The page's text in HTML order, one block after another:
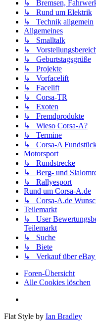
↳ Bremsen,
↳ Rund um Elektrik
↳ Technik allgemein
Allgemeines
↳ Smalltalk
↳
↳ Geburtstagsgrüße
↳ Projekte
↳ Vorfacelift
↳ Facelift
↳ Corsa-TR
↳ Exoten
↳ Fremdprodukte
↳ Wieso Corsa-A?
↳ Termine
↳ Corsa-A
Motorsport
↳ Rundstrecke
↳ Berg- und
↳ Rallyesport
Rund um Corsa-A.de
↳ Corsa-A.de
Teilemarkt
↳ User
Teilemarkt
↳ Suche
↳ Biete
↳ Verkauf über eBay
Foren-Übersicht
Alle Cookies löschen
Flat Style by Ian Bradley